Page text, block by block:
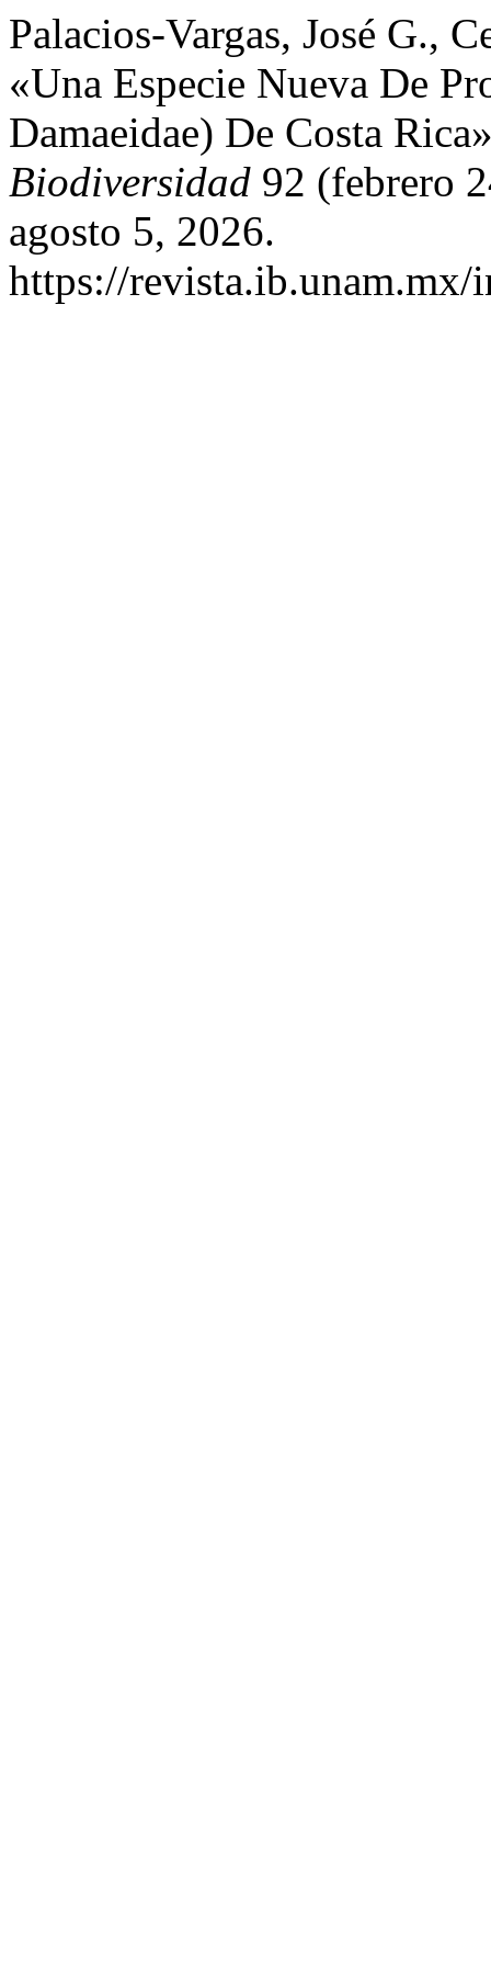
Palacios-Vargas, José G.,
«Una Especie Nueva De
Damaeidae) De Costa
Biodiversidad 92 (febrero
agosto 5, 2026.
https://